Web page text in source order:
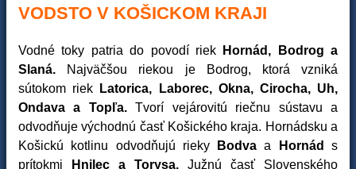
VODSTO V KOŠICKOM KRAJI
Vodné toky patria do povodí riek
Hornád, Bodrog a
Slaná. Najväčšou riekou je Bodrog, ktorá vzniká
sútokom riek Latorica, Laborec, Okna, Cirocha, Uh,
Ondava a Topľa.Tvorí vejárovitú riečnu sústavu a
odvodňuje východnú časť Košického kraja. Hornádsku a
Košickú kotlinu odvodňujú rieky
Bodva a Hornád
s
prítokmi Hnilec a Torysa. Južnú časť Slovenského